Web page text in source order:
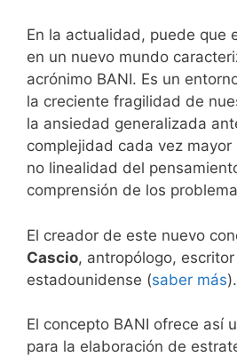
En la actualidad, puede que
en un nuevo mundo
acrónimo BANI. Es un
la creciente fragilidad de
la ansiedad generalizada
complejidad cada vez
no linealidad del
comprensión de los
El creador de este nuevo
Cascio, antropólogo,
estadounidense (saber más).
El concepto BANI ofrece así
para la elaboración de